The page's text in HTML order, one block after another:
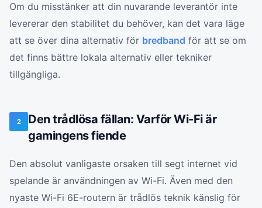
Om du misstänker att din nuvarande leverantör inte
levererar den stabilitet du behöver, kan det vara läge
att se över dina alternativ för bredband för att se om
det finns bättre lokala alternativ eller tekniker
tillgängliga.
2
Den trådlösa fällan: Varför Wi-Fi är
gamingens fiende
Den absolut vanligaste orsaken till segt internet vid
spelande är användningen av Wi-Fi. Även med den
nyaste Wi-Fi 6E-routern är trådlös teknik känslig för